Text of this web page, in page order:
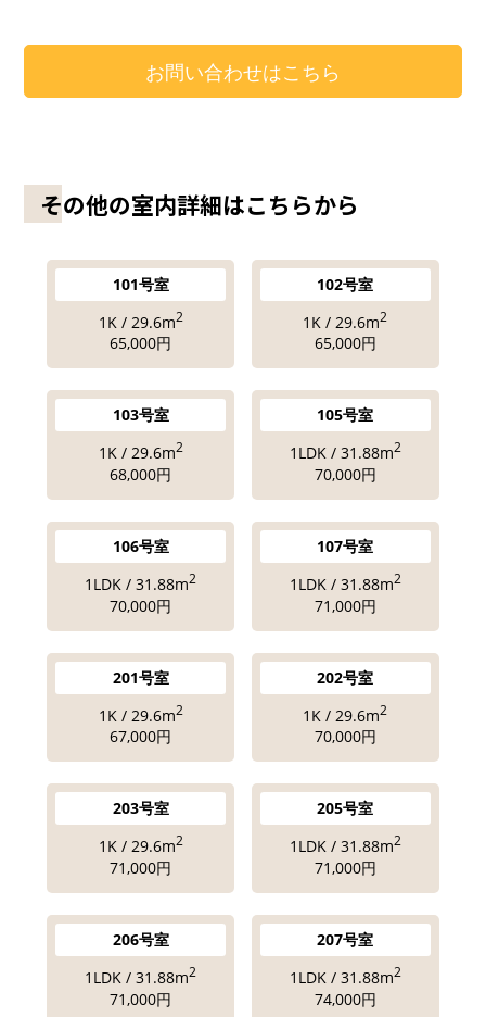
お問い合わせはこちら
その他の室内詳細はこちらから
101号室
1K / 29.6m2
65,000円
102号室
1K / 29.6m2
65,000円
103号室
1K / 29.6m2
68,000円
105号室
1LDK / 31.88m2
70,000円
106号室
1LDK / 31.88m2
70,000円
107号室
1LDK / 31.88m2
71,000円
201号室
1K / 29.6m2
67,000円
202号室
1K / 29.6m2
70,000円
203号室
1K / 29.6m2
71,000円
205号室
1LDK / 31.88m2
71,000円
206号室
1LDK / 31.88m2
71,000円
207号室
1LDK / 31.88m2
74,000円